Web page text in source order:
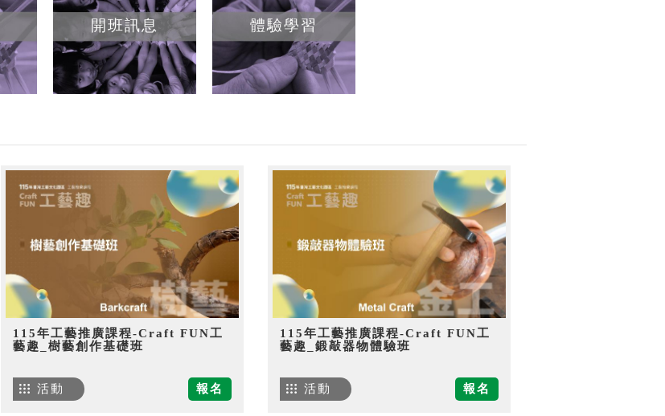
開班訊息 體驗學習
115年工藝推廣課程-Craft FUN工
藝趣_樹藝創作基礎班
報名
活動
115年工藝推廣課程-Craft FUN工
藝趣_鍛敲器物體驗班
報名
活動